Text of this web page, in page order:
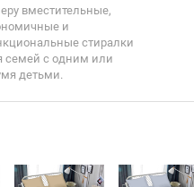
вместительные,
и
стиралки
семей с одним или
детьми.